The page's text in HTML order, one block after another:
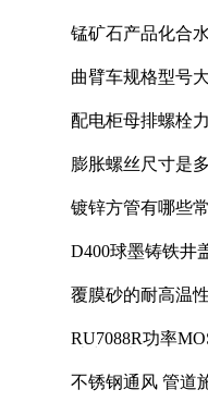
锰矿石产品化合
曲臂车规格型号
配电柜母排螺栓
膨胀螺丝尺寸是
镀锌方管有哪些
D400球墨铸铁井
覆膜砂的耐高温
RU7088R功率
不锈钢通风 管道